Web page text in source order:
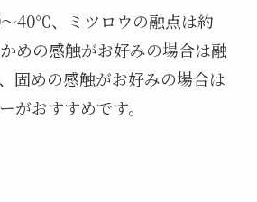
40℃、ミツロウの融点は約
めの感触がお好みの場合は融
固めの感触がお好みの場合は
がおすすめです。